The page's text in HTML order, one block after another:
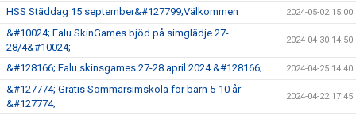
HSS Städdag 15 september&#127799;Välkommen 2024-05-02 15:00
&#10024; Falu SkinGames bjöd på simglädje 27-
28/4&#10024;
2024-04-30 14:50
&#128166; Falu skinsgames 27-28 april 2024 &#128166; 2024-04-25 14:40
&#127774; Gratis Sommarsimskola för barn 5-10 år
&#127774;
2024-04-22 17:45